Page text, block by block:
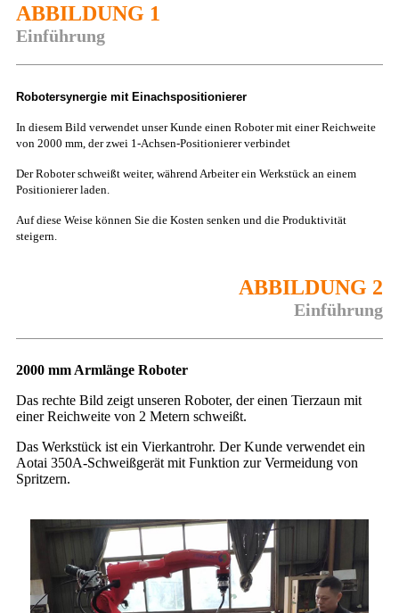
ABBILDUNG 1
Einführung
Robotersynergie mit Einachspositionierer
In diesem Bild verwendet unser Kunde einen Roboter mit einer Reichweite
von 2000 mm, der zwei 1-Achsen-Positionierer verbindet
Der Roboter schweißt weiter, während Arbeiter ein Werkstück an einem
Positionierer laden.
Auf diese Weise können Sie die Kosten senken und die Produktivität
steigern.
ABBILDUNG 2
Einführung
2000 mm Armlänge Roboter
Das rechte Bild zeigt unseren Roboter, der einen Tierzaun mit
einer Reichweite von 2 Metern schweißt.
Das Werkstück ist ein Vierkantrohr. Der Kunde verwendet ein
Aotai 350A-Schweißgerät mit Funktion zur Vermeidung von
Spritzern.